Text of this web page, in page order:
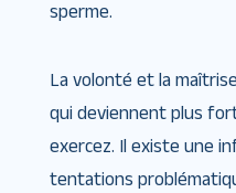
sperme.
La volonté et la
qui deviennent plus
exercez. Il existe une
tentations